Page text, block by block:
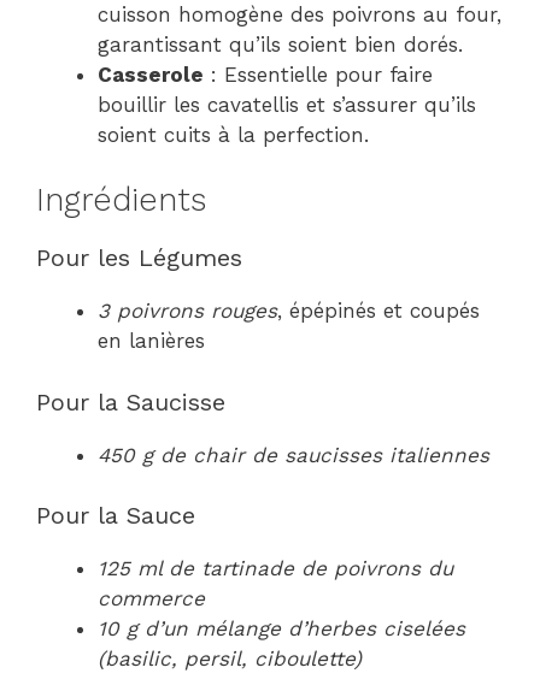
cuisson homogène des poivrons au four,
garantissant qu’ils soient bien dorés.
Casserole : Essentielle pour faire
bouillir les cavatellis et s’assurer qu’ils
soient cuits à la perfection.
Ingrédients
Pour les Légumes
3 poivrons rouges, épépinés et coupés
en lanières
Pour la Saucisse
450 g de chair de saucisses italiennes
Pour la Sauce
125 ml de tartinade de poivrons du
commerce
10 g d’un mélange d’herbes ciselées
(basilic, persil, ciboulette)